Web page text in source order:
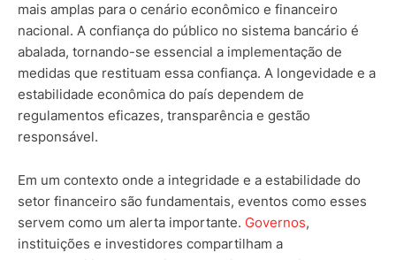
mais amplas para o cenário econômico e financeiro
nacional. A confiança do público no sistema bancário é
abalada, tornando-se essencial a implementação de
medidas que restituam essa confiança. A longevidade e a
estabilidade econômica do país dependem de
regulamentos eficazes, transparência e gestão
responsável.
Em um contexto onde a integridade e a estabilidade do
setor financeiro são fundamentais, eventos como esses
servem como um alerta importante. Governos,
instituições e investidores compartilham a